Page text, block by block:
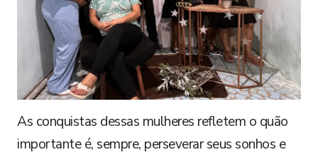
As conquistas dessas mulheres refletem o quão
importante é, sempre, perseverar seus sonhos e